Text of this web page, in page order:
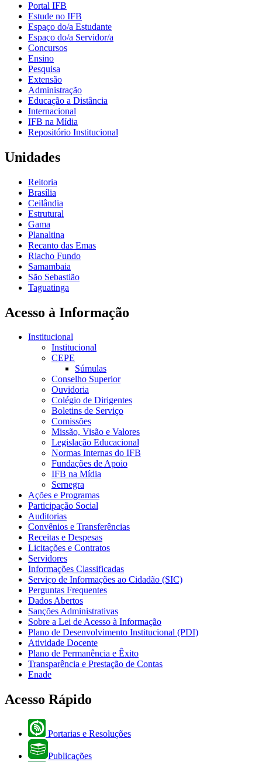
Portal IFB
Estude no IFB
Espaço do/a Estudante
Espaço do/a Servidor/a
Concursos
Ensino
Pesquisa
Extensão
Administração
Educação a Distância
Internacional
IFB na Mídia
Repositório Institucional
Unidades
Reitoria
Brasília
Ceilândia
Estrutural
Gama
Planaltina
Recanto das Emas
Riacho Fundo
Samambaia
São Sebastião
Taguatinga
Acesso à Informação
Institucional
Institucional
CEPE
Súmulas
Conselho Superior
Ouvidoria
Colégio de Dirigentes
Boletins de Serviço
Comissões
Missão, Visão e Valores
Legislação Educacional
Normas Internas do IFB
Fundações de Apoio
IFB na Mídia
Sernegra
Ações e Programas
Participação Social
Auditorias
Convênios e Transferências
Receitas e Despesas
Licitações e Contratos
Servidores
Informações Classificadas
Serviço de Informações ao Cidadão (SIC)
Perguntas Frequentes
Dados Abertos
Sanções Administrativas
Sobre a Lei de Acesso à Informação
Plano de Desenvolvimento Institucional (PDI)
Atividade Docente
Plano de Permanência e Êxito
Transparência e Prestação de Contas
Enade
Acesso Rápido
Portarias e Resoluções
Publicações